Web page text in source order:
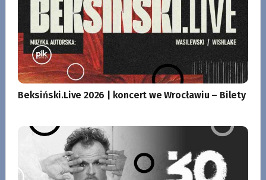
Beksiński.Live 2026 | koncert we Wrocławiu – Bilety